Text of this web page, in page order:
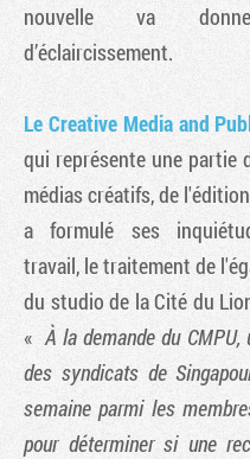
nouvelle va
d’éclaircissement.
Le Creative Media and
qui représente une partie
médias créatifs, de
a formulé ses
travail, le traitement de
du studio de la Cité du
«À la demande du
des syndicats de
semaine parmi les
pour déterminer si une